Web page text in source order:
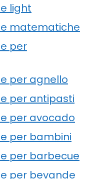
light
matematiche
per
per agnello
per antipasti
per avocado
per bambini
per barbecue
per bevande